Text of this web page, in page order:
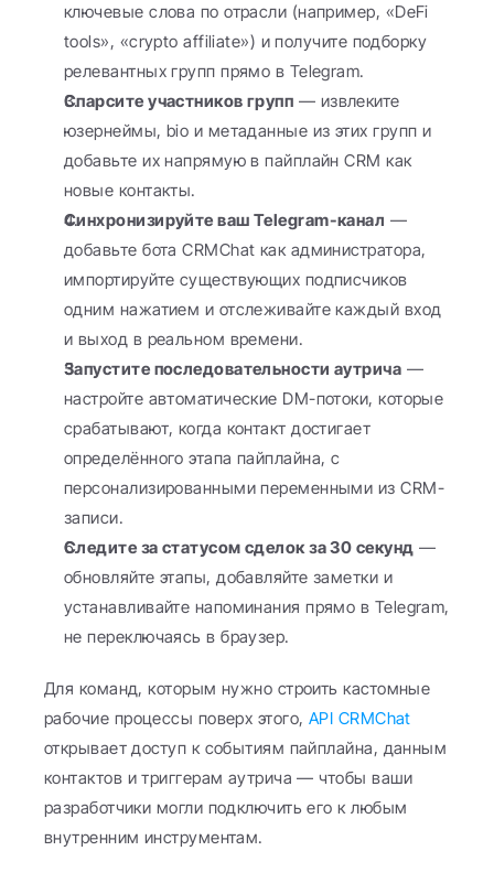
ключевые слова по отрасли (например, «DeFi
tools», «crypto affiliate») и получите подборку
релевантных групп прямо в Telegram.
Спарсите участников групп — извлеките
юзернеймы, bio и метаданные из этих групп и
добавьте их напрямую в пайплайн CRM как
новые контакты.
Синхронизируйте ваш Telegram-канал —
добавьте бота CRMChat как администратора,
импортируйте существующих подписчиков
одним нажатием и отслеживайте каждый вход
и выход в реальном времени.
Запустите последовательности аутрича —
настройте автоматические DM-потоки, которые
срабатывают, когда контакт достигает
определённого этапа пайплайна, с
персонализированными переменными из CRM-
записи.
Следите за статусом сделок за 30 секунд —
обновляйте этапы, добавляйте заметки и
устанавливайте напоминания прямо в Telegram,
не переключаясь в браузер.
Для команд, которым нужно строить кастомные
рабочие процессы поверх этого, API CRMChat
открывает доступ к событиям пайплайна, данным
контактов и триггерам аутрича — чтобы ваши
разработчики могли подключить его к любым
внутренним инструментам.